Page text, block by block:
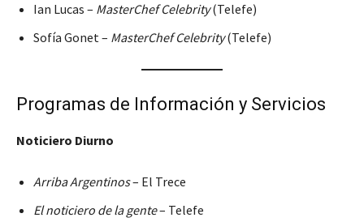
Ian Lucas – MasterChef Celebrity(Telefe)
Sofía Gonet – MasterChef Celebrity(Telefe)
Programas de Información y Servicios
Noticiero Diurno
Arriba Argentinos– El Trece
El noticiero de la gente– Telefe